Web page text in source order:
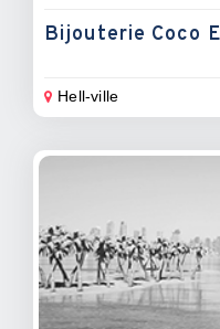
Bijouterie Coco
Hell-ville